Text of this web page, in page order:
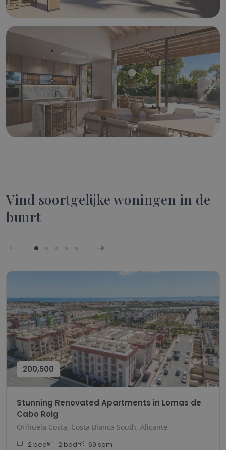
Vind soortgelijke woningen in de
buurt
200,500
Stunning Renovated Apartments in Lomas de
Cabo Roig
Orihuela Costa, Costa Blanca South, Alicante
2 bed 2 bad 69 sqm